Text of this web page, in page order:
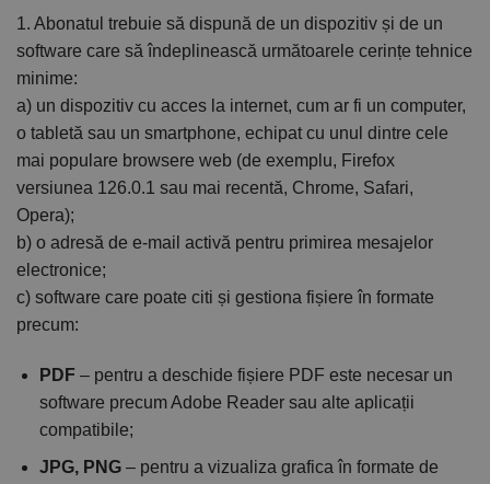
1. Abonatul trebuie să dispună de un dispozitiv și de un
software care să îndeplinească următoarele cerințe tehnice
minime:
a) un dispozitiv cu acces la internet, cum ar fi un computer,
o tabletă sau un smartphone, echipat cu unul dintre cele
mai populare browsere web (de exemplu, Firefox
versiunea 126.0.1 sau mai recentă, Chrome, Safari,
Opera);
b) o adresă de e-mail activă pentru primirea mesajelor
electronice;
c) software care poate citi și gestiona fișiere în formate
precum:
PDF – pentru a deschide fișiere PDF este necesar un
software precum Adobe Reader sau alte aplicații
compatibile;
JPG, PNG – pentru a vizualiza grafica în formate de